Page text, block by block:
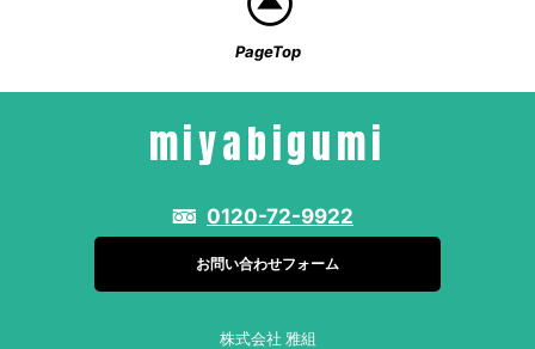
PageTop
miyabigumi
0120-72-9922
お問い合わせフォーム
株式会社 雅組